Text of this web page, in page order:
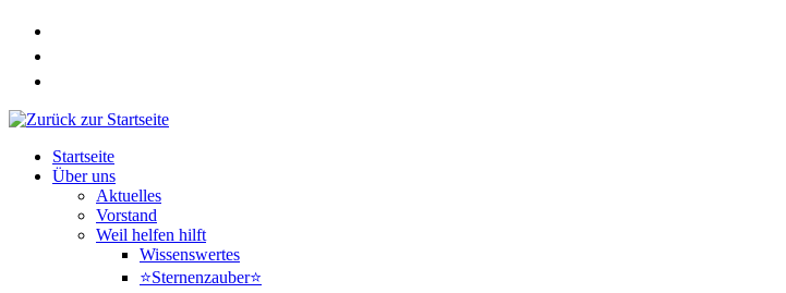
Zum
springen
Startseite
Über uns
Aktuelles
Vorstand
Weil helfen hilft
Wissenswertes
⭐Sternenzauber⭐